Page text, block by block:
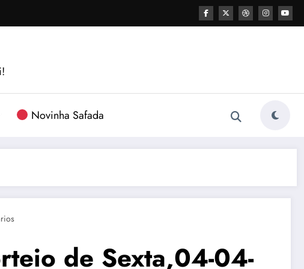
Novinha Safada
de Sexta,04-04-